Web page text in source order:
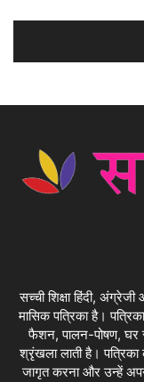
सच्ची शिक्षा हिंदी,
मासिक पत्रिका है।
फैशन, पालन-पोषण, घर
श्रृंखला लाती है। पत्रिका
जागृत करना और उन्हें